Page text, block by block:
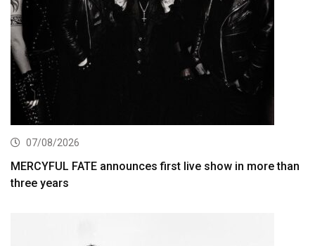
07/08/2026
MERCYFUL FATE announces first live show in more than
three years